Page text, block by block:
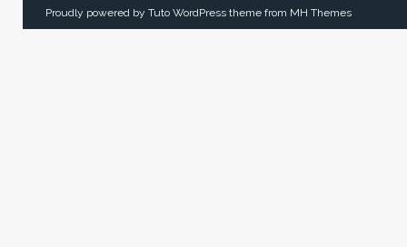
Proudly powered by Tuto WordPress theme from MH Themes